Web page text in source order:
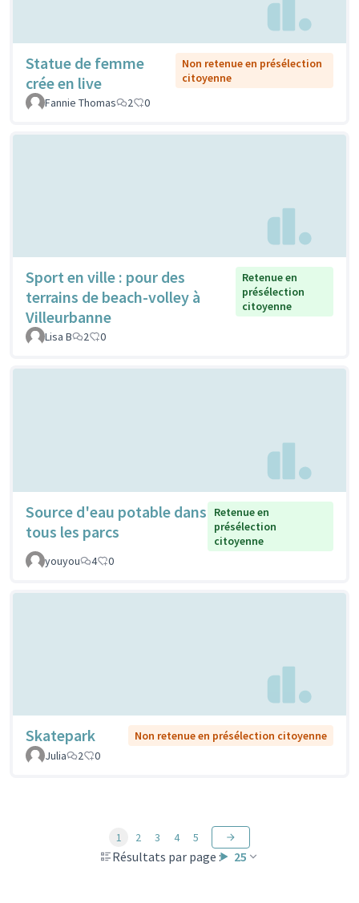
Statue de femme
crée en live
Non retenue en présélection
citoyenne
Fannie Thomas
2 0
Sport en ville : pour des
terrains de beach-volley à
Villeurbanne
Retenue en
présélection
citoyenne
Lisa B 2 0
Source d'eau potable dans
tous les parcs
Retenue en
présélection
citoyenne
youyou
4 0
Skatepark
Non retenue en présélection citoyenne
Julia
2 0
Résultats par page : 25
1 2 3 4 5